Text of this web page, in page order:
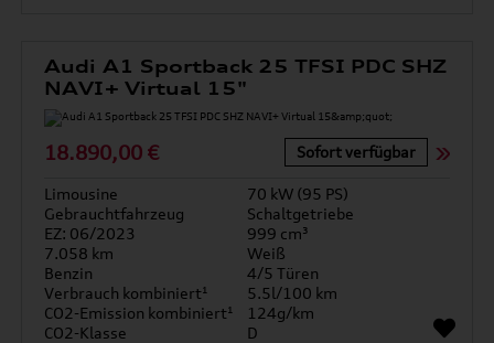
Audi A1 Sportback 25 TFSI PDC SHZ
NAVI+ Virtual 15"
18.890,00 € Sofort verfügbar
Limousine
70 kW (95 PS)
Gebrauchtfahrzeug
Schaltgetriebe
EZ: 06/2023
999 cm³
7.058 km
Weiß
Benzin
4/5 Türen
Verbrauch kombiniert¹
5.5l/100 km
CO2-Emission kombiniert¹
124g/km
CO2-Klasse
D